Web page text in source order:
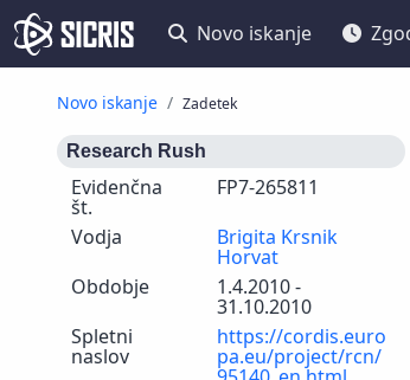
Novo iskanje
Novo iskanje Zadetek
Research Rush
Evidenčna
št.
FP7-265811
Vodja
Brigita Krsnik
Horvat
Obdobje
1.4.2010 -
31.10.2010
Spletni
naslov
https://cordis.euro
pa.eu/project/rcn/